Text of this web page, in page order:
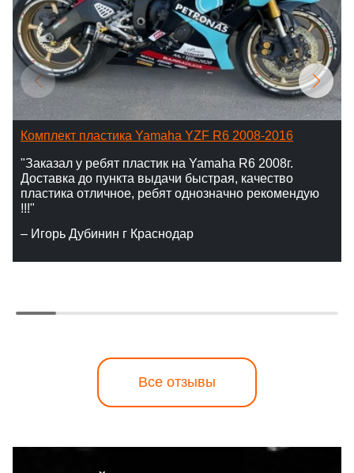
Комплект пластика Yamaha YZF R6 2008-2016
"Заказал у ребят пластик на Yamaha R6 2008г.
Доставка до пункта выдачи быстрая, качество
пластика отличное, ребят однозначно рекомендую
!!!"
– Игорь Дубинин г Краснодар
Все отзывы